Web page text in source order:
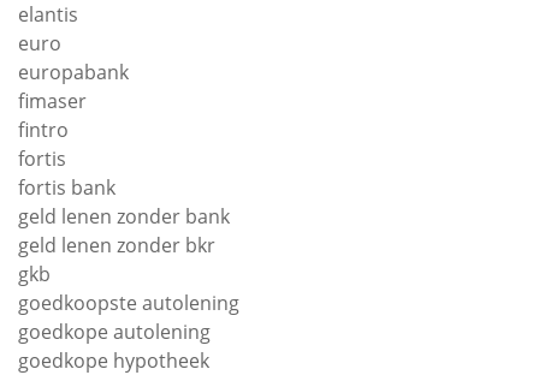
elantis
euro
europabank
fimaser
fintro
fortis
fortis bank
geld lenen zonder bank
geld lenen zonder bkr
gkb
goedkoopste autolening
goedkope autolening
goedkope hypotheek